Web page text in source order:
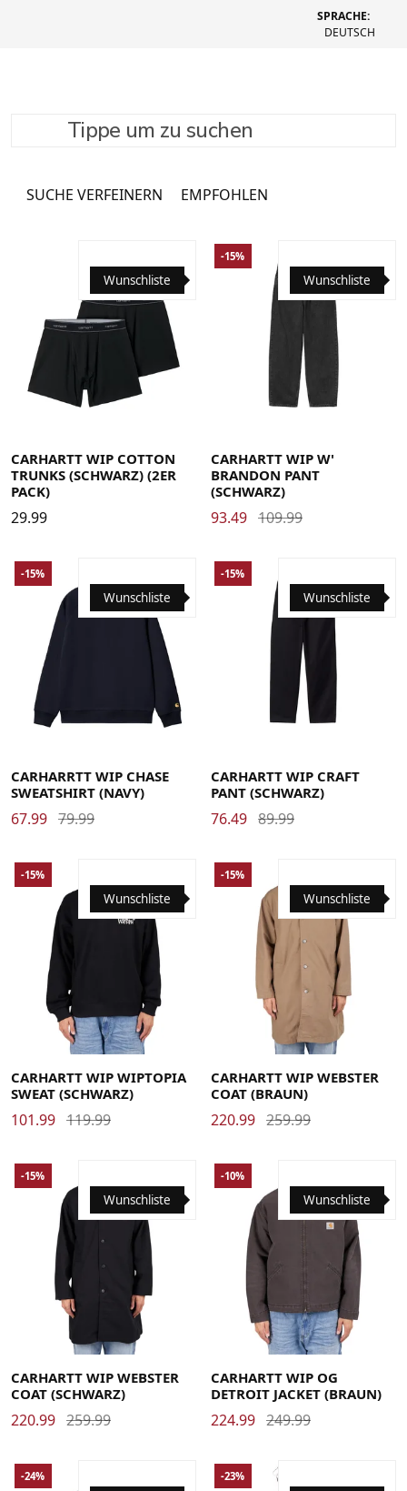
SPRACHE:
DEUTSCH
Tippe um zu suchen
Sweats1082 Produkte
SUCHE VERFEINERN EMPFOHLEN
Wunschliste
CARHARTT WIP COTTON
TRUNKS (SCHWARZ) (2ER
PACK)
29.99
Wunschliste
-15%
CARHARTT WIP W'
BRANDON PANT
(SCHWARZ)
93.49 109.99
Wunschliste
-15%
CARHARRTT WIP CHASE
SWEATSHIRT (NAVY)
67.99 79.99
Wunschliste
-15%
CARHARTT WIP CRAFT
PANT (SCHWARZ)
76.49 89.99
MediumSmallX-Large
Wunschliste
-15%
CARHARTT WIP WIPTOPIA
SWEAT (SCHWARZ)
101.99 119.99
MediumSmallX-Large
Wunschliste
-15%
CARHARTT WIP WEBSTER
COAT (BRAUN)
220.99 259.99
MediumSmallX-Large
Wunschliste
-15%
CARHARTT WIP WEBSTER
COAT (SCHWARZ)
220.99 259.99
MediumSmallX-Large
Wunschliste
-10%
CARHARTT WIP OG
DETROIT JACKET (BRAUN)
224.99 249.99
-24% -23%